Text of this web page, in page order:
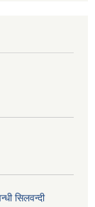
सिलवन्दी